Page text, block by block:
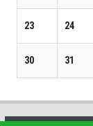
23 24
30 31